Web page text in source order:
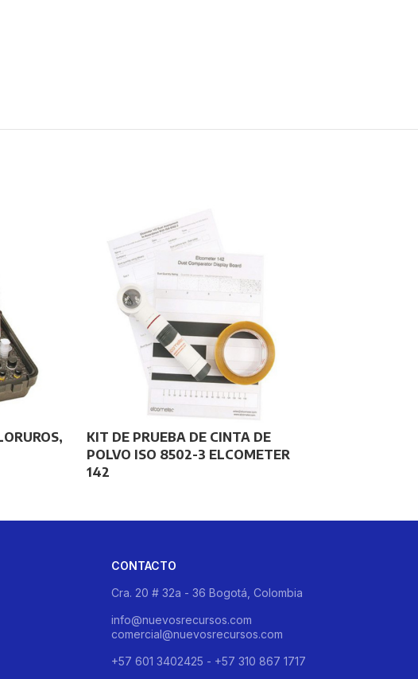
KIT DE PRUEBA DE CINTA DE
POLVO ISO 8502-3 ELCOMETER
142
CONTACTO
Cra. 20 # 32a - 36 Bogotá, Colombia
info@nuevosrecursos.com
comercial@nuevosrecursos.com
+57 601 3402425 - +57 310 867 1717